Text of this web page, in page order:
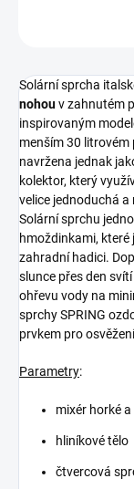
Solární sprcha
nohouv zahnutém
inspirovaným
menším 30
navržena jednak
kolektor, který
velice jednoduchá
Solární sprchu
hmoždinkami,
zahradní hadici.
slunce přes den
ohřevu vody na
sprchy SPRING
prvkem pro
Parametry:
mixér horké
hliníkové tělo
čtvercová